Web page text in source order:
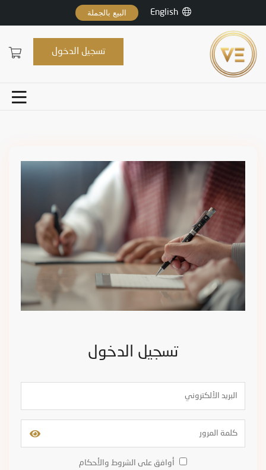
English البيع بالجملة
تسجيل الدخول
تسجيل الدخول
أوافق على الشروط والأحكام